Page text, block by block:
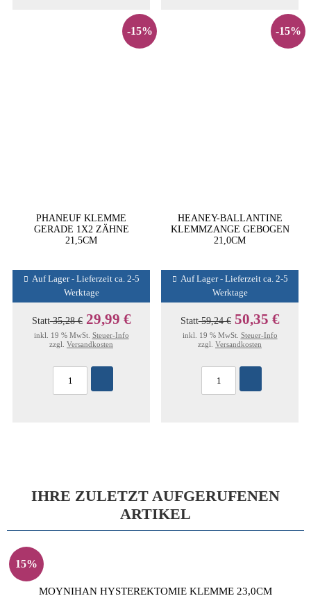
-15%
PHANEUF KLEMME
GERADE 1X2 ZÄHNE
21,5CM
Auf Lager - Lieferzeit ca. 2-5
Werktage
Statt35,28 € 29,99 €
inkl. 19 % MwSt. Steuer-Info
zzgl. Versandkosten
-15%
HEANEY-BALLANTINE
KLEMMZANGE GEBOGEN
21,0CM
Auf Lager - Lieferzeit ca. 2-5
Werktage
Statt59,24 € 50,35 €
inkl. 19 % MwSt. Steuer-Info
zzgl. Versandkosten
IHRE ZULETZT AUFGERUFENEN
ARTIKEL
15%
MOYNIHAN HYSTEREKTOMIE KLEMME 23,0CM